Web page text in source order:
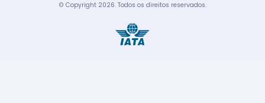
© Copyright 2026. Todos os direitos reservados.